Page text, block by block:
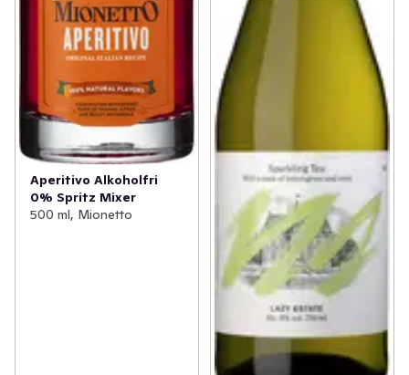
Aperitivo Alkoholfri
0% Spritz Mixer
500 ml, Mionetto